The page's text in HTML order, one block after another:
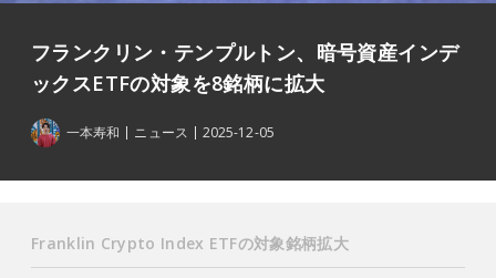
フランクリン・テンプルトン、暗号資産インデ
ックスETFの対象を8銘柄に拡大
一本寿和 ニュース 2025-12-05
Franklin Crypto Index ETFの対象銘柄拡大